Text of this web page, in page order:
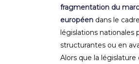
fragmentation du
européendans le
législations nationales
structurantes ou en
Alors que la